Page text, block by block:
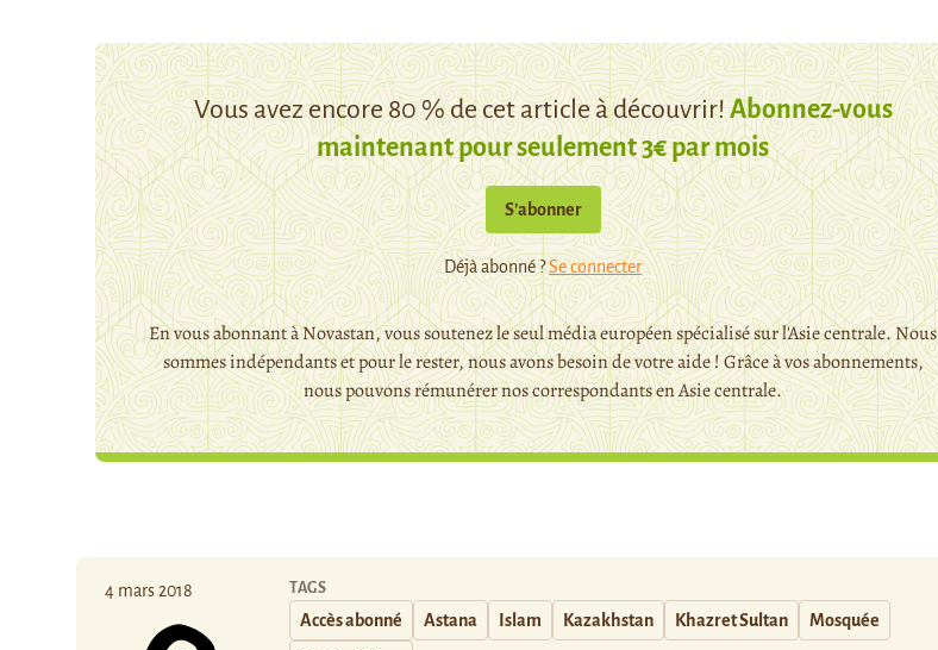
Vous avez encore 80 % de cet article à découvrir!Abonnez-vous
maintenant pour seulement 3€ par mois
S’abonner
Déjà abonné ?Se connecter
En vous abonnant à Novastan, vous soutenez le seul média européen spécialisé sur l'Asie centrale. Nous
sommes indépendants et pour le rester, nous avons besoin de votre aide ! Grâce à vos abonnements,
nous pouvons rémunérer nos correspondants en Asie centrale.
4 mars 2018 TAGS
Accès abonné Astana Islam Kazakhstan Khazret Sultan Mosquée